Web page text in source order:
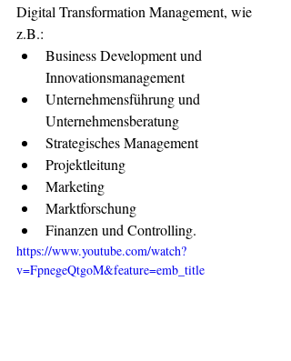
Digital Transformation Management, wie
z.B.:
Business Development und
Innovationsmanagement
Unternehmensführung und
Unternehmensberatung
Strategisches Management
Projektleitung
Marketing
Marktforschung
Finanzen und Controlling.
https://www.youtube.com/watch?
v=FpnegeQtgoM&feature=emb_title